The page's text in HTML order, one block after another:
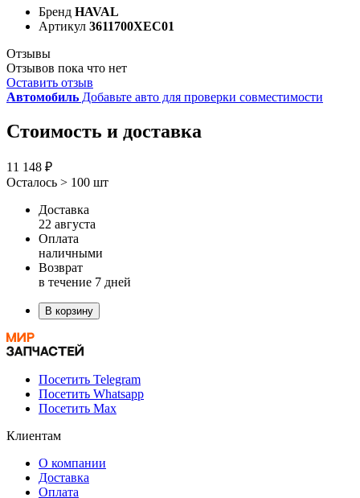
Бренд HAVAL
Артикул 3611700XEC01
Отзывы
Отзывов пока что нет
Оставить отзыв
Автомобиль Добавьте авто для проверки совместимости
Стоимость и доставка
11 148 ₽
Осталось > 100 шт
Доставка
22 августа
Оплата
наличными
Возврат
в течение 7 дней
В корзину
Посетить Telegram
Посетить Whatsapp
Посетить Max
Клиентам
О компании
Доставка
Оплата